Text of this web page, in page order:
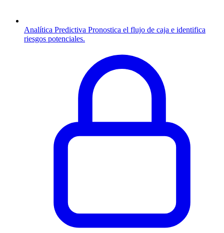
Analítica Predictiva Pronostica el flujo de caja e identifica
riesgos potenciales.